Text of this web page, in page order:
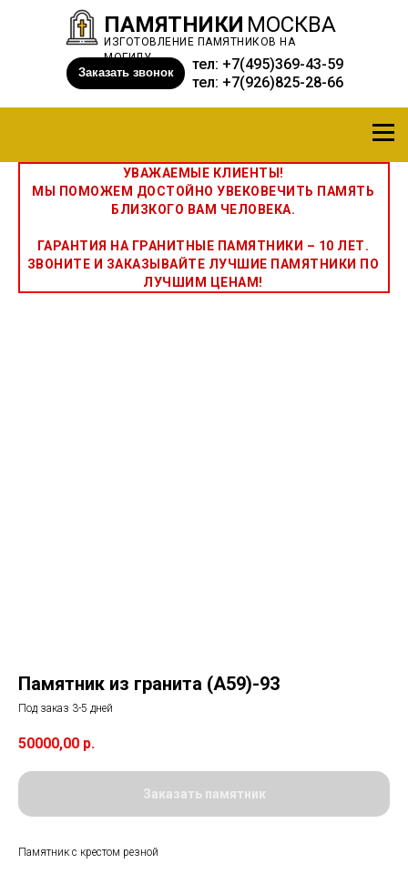
Заказать звонок тел: +7(495)369-43-59
тел: +7(926)825-28-66
ПАМЯТНИКИ МОСКВА
ИЗГОТОВЛЕНИЕ ПАМЯТНИКОВ НА
МОГИЛУ
УВАЖАЕМЫЕ КЛИЕНТЫ!
МЫ ПОМОЖЕМ ДОСТОЙНО УВЕКОВЕЧИТЬ ПАМЯТЬ
БЛИЗКОГО ВАМ ЧЕЛОВЕКА.
ГАРАНТИЯ НА ГРАНИТНЫЕ ПАМЯТНИКИ – 10 ЛЕТ.
ЗВОНИТЕ И ЗАКАЗЫВАЙТЕ ЛУЧШИЕ ПАМЯТНИКИ ПО
ЛУЧШИМ ЦЕНАМ!
Памятник из гранита (А59)-93
Под заказ 3-5 дней
50000,00 р.
Заказать памятник
Памятник с крестом резной